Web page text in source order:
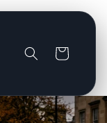
Warenkorb